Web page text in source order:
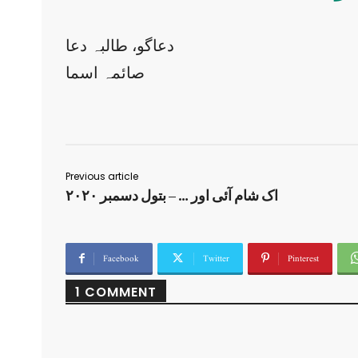
دعاگو، طالبہ دعا
صائمہ اسما
Previous article
اک شام آئی اور … – بتول دسمبر ۲۰۲۰
Facebook Twitter Pinterest
1 COMMENT